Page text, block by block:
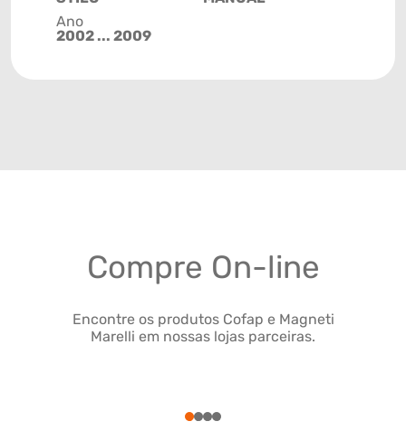
Ano
2002 ... 2009
Compre On-line
Encontre os produtos Cofap e Magneti
Marelli em nossas lojas parceiras.
1234